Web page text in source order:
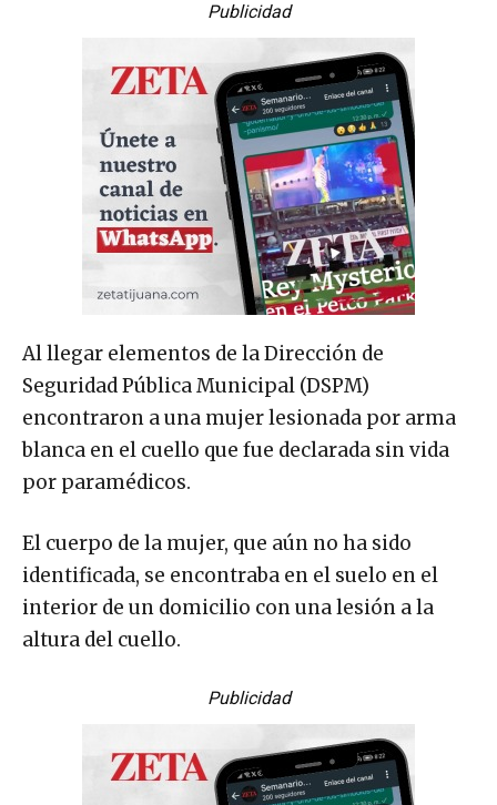
Publicidad
Al llegar elementos de la Dirección de
Seguridad Pública Municipal (DSPM)
encontraron a una mujer lesionada por arma
blanca en el cuello que fue declarada sin vida
por paramédicos.
El cuerpo de la mujer, que aún no ha sido
identificada, se encontraba en el suelo en el
interior de un domicilio con una lesión a la
altura del cuello.
Publicidad